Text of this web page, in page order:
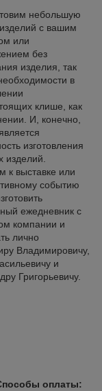
небольшую
с вашим
или
без
изделия, так
в
клише, как
И, конечно,
изготовления
изделий.
к выставке или
событию
ежедневник с
компании и
лично
Владимировичу,
и
Григорьевичу.
оплаты: